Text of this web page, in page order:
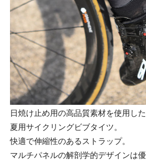
日焼け止め用の高品質素材を使用し
夏用サイクリングビブタイツ。
快適で伸縮性のあるストラップ。
マルチパネルの解剖学的デザインは